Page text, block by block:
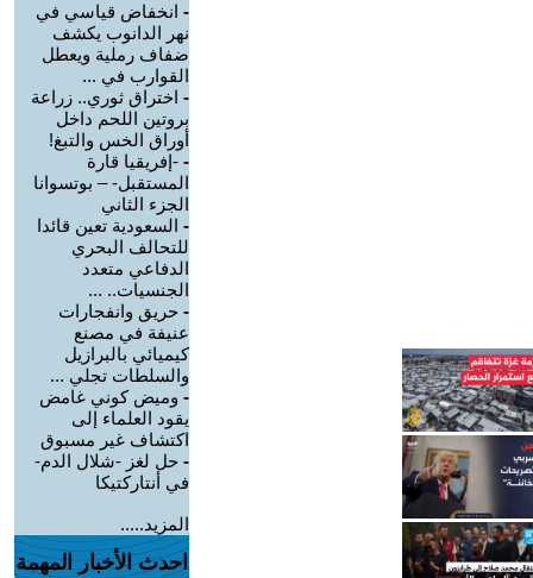
- انخفاض قياسي في
نهر الدانوب يكشف
ضفاف رملية ويعطل
القوارب في ...
- اختراق ثوري.. زراعة
بروتين اللحم داخل
أوراق الخس والتبغ!
- -إفريقيا قارة
المستقبل- – بوتسوانا
الجزء الثاني
- السعودية تعين قائدا
للتحالف البحري
الدفاعي متعدد
الجنسيات.. ...
- حريق وانفجارات
عنيفة في مصنع
كيميائي بالبرازيل
والسلطات تجلي ...
- وميض كوني غامض
يقود العلماء إلى
اكتشاف غير مسبوق
- حل لغز -شلال الدم-
في أنتاركتيكا
المزيد.....
احدث الأخبار المهمة